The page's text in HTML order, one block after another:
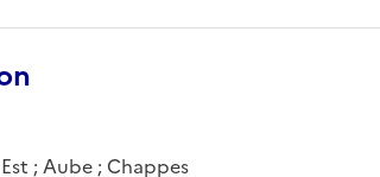
; Aube ; Chappes